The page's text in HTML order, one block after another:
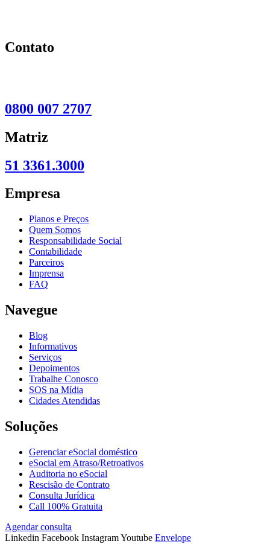
Contato
0800 007 2707
Matriz
51 3361.3000
Empresa
Planos e Preços
Quem Somos
Responsabilidade Social
Contabilidade
Parceiros
Imprensa
FAQ
Navegue
Blog
Informativos
Serviços
Depoimentos
Trabalhe Conosco
SOS na Mídia
Cidades Atendidas
Soluções
Gerenciar eSocial doméstico
eSocial em Atraso/Retroativos
Auditoria no eSocial
Rescisão de Contrato
Consulta Jurídica
Call 100% Gratuita
Agendar consulta
Linkedin Facebook InstagramYoutube Envelope